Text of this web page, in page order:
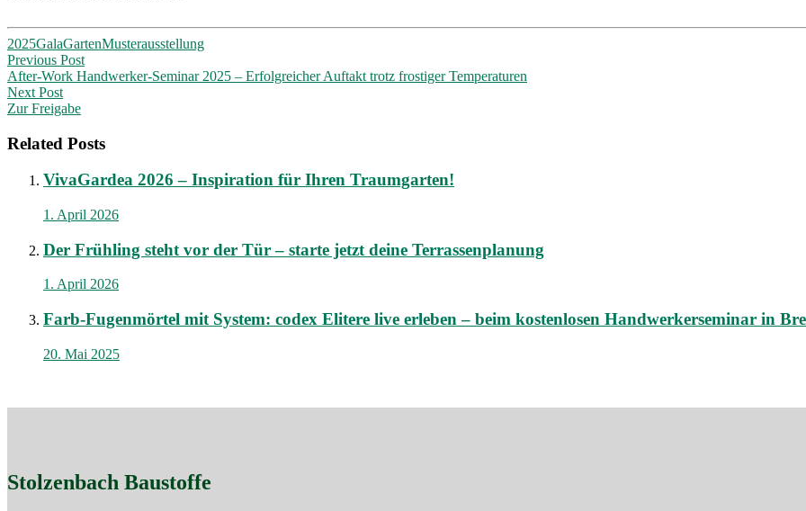
2025GalaGartenMusterausstellung
Post
navigation
Previous Post
After-Work Handwerker-Seminar 2025 – Erfolgreicher Auftakt trotz frostiger Temperaturen
Next Post
Zur Freigabe
Related Posts
VivaGardea 2026 – Inspiration für Ihren Traumgarten!
1. April 2026
Der Frühling steht vor der Tür – starte jetzt deine Terrassenplanung
1. April 2026
Farb-Fugenmörtel mit System: codex Elitere live erleben – beim kostenlosen Handwerkerseminar in
20. Mai 2025
Stolzenbach Baustoffe